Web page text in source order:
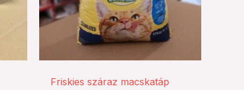
Friskies száraz macskatáp